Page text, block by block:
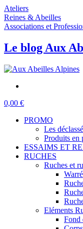
Ateliers
Reines & Abeilles
Associations et
Le blog Aux
0,00 €
PROMO
Les
Produits en
ESSAIMS ET
RUCHES
Ruches et
Warré
Eléments
Fond